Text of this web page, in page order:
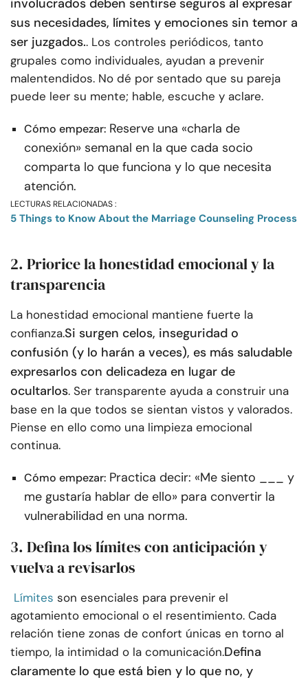
sus necesidades, límites y emociones sin temor a
ser juzgados.. Los controles periódicos, tanto
grupales como individuales, ayudan a prevenir
malentendidos. No dé por sentado que su pareja
puede leer su mente; hable, escuche y aclare.
Cómo empezar: Reserve una «charla de
conexión» semanal en la que cada socio
comparta lo que funciona y lo que necesita
atención.
LECTURAS RELACIONADAS :
5 Things to Know About the Marriage Counseling Process
2. Priorice la honestidad emocional y la
transparencia
La honestidad emocional mantiene fuerte la
confianza.Si surgen celos, inseguridad o
confusión (y lo harán a veces), es más saludable
expresarlos con delicadeza en lugar de
ocultarlos. Ser transparente ayuda a construir una
base en la que todos se sientan vistos y valorados.
Piense en ello como una limpieza emocional
continua.
Cómo empezar: Practica decir: «Me siento ___ y
me gustaría hablar de ello» para convertir la
vulnerabilidad en una norma.
3. Defina los límites con anticipación y
vuelva a revisarlos
Límites son esenciales para prevenir el
agotamiento emocional o el resentimiento. Cada
relación tiene zonas de confort únicas en torno al
tiempo, la intimidad o la comunicación.Defina
claramente lo que está bien y lo que no, y